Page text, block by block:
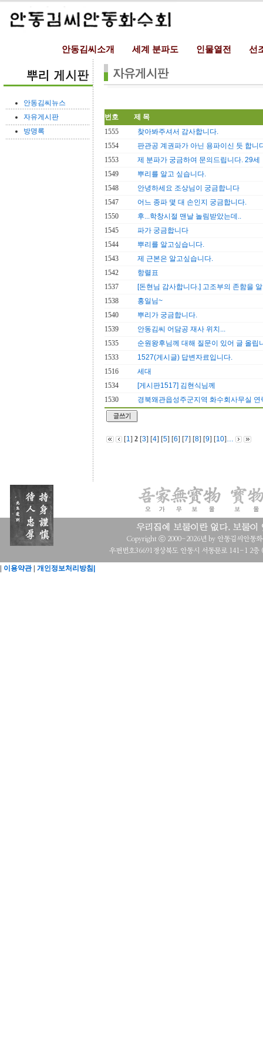
안동김씨소개 세계 분파도 인물열전 선
안동김씨뉴스
자유게시판
방명록
번호
제 목
1555
찾아봐주셔서 감사합니다.
1554
판관공 계권파가 아닌 용파이신 듯 합니
1553
제 분파가 궁금하여 문의드립니다. 29세
1549
뿌리를 알고 싶습니다.
1548
안녕하세요 조상님이 궁금합니다
1547
어느 종파 몇 대 손인지 궁금합니다.
1550
후...학창시절 맨날 놀림받았는데..
1545
파가 궁금합니다
1544
뿌리를 알고싶습니다.
1543
제 근본은 알고싶습니다.
1542
항렬표
1537
[돈현님 감사합니다.] 고조부의 존함을
1538
홍일님~
1540
뿌리가 궁금합니다.
1539
안동김씨 어담공 재사 위치...
1535
순원왕후님께 대해 질문이 있어 글 올립
1533
1527(게시글) 답변자료입니다.
1516
세대
1534
[게시판1517] 김현식님께
1530
경북왜관읍성주군지역 화수회사무실
[1] 2 [3] [4] [5] [6] [7] [8] [9] [10]…
이용약관| 개인정보처리방침|
Copyright ⓒ 2000-2026년 by 안동김씨안동
우편번호36691경상북도 안동시 서동문로 141-1 2